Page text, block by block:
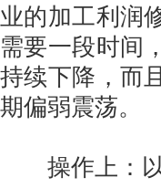
业的加工利润
需要一段时间
持续下降，而
期偏弱震荡。
操作上：以